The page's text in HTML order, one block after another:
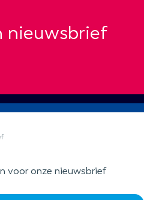
nieuwsbrief
voor onze nieuwsbrief